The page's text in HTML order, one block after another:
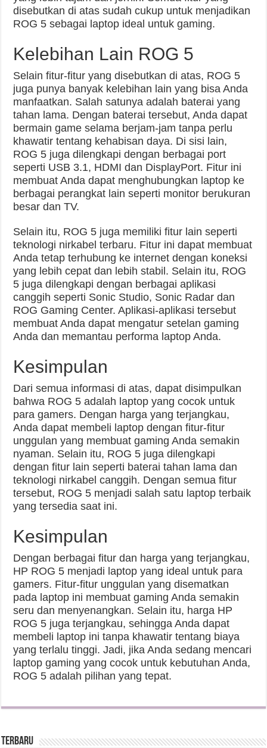
disebutkan di atas sudah cukup untuk menjadikan
ROG 5 sebagai laptop ideal untuk gaming.
Kelebihan Lain ROG 5
Selain fitur-fitur yang disebutkan di atas, ROG 5
juga punya banyak kelebihan lain yang bisa Anda
manfaatkan. Salah satunya adalah baterai yang
tahan lama. Dengan baterai tersebut, Anda dapat
bermain game selama berjam-jam tanpa perlu
khawatir tentang kehabisan daya. Di sisi lain,
ROG 5 juga dilengkapi dengan berbagai port
seperti USB 3.1, HDMI dan DisplayPort. Fitur ini
membuat Anda dapat menghubungkan laptop ke
berbagai perangkat lain seperti monitor berukuran
besar dan TV.
Selain itu, ROG 5 juga memiliki fitur lain seperti
teknologi nirkabel terbaru. Fitur ini dapat membuat
Anda tetap terhubung ke internet dengan koneksi
yang lebih cepat dan lebih stabil. Selain itu, ROG
5 juga dilengkapi dengan berbagai aplikasi
canggih seperti Sonic Studio, Sonic Radar dan
ROG Gaming Center. Aplikasi-aplikasi tersebut
membuat Anda dapat mengatur setelan gaming
Anda dan memantau performa laptop Anda.
Kesimpulan
Dari semua informasi di atas, dapat disimpulkan
bahwa ROG 5 adalah laptop yang cocok untuk
para gamers. Dengan harga yang terjangkau,
Anda dapat membeli laptop dengan fitur-fitur
unggulan yang membuat gaming Anda semakin
nyaman. Selain itu, ROG 5 juga dilengkapi
dengan fitur lain seperti baterai tahan lama dan
teknologi nirkabel canggih. Dengan semua fitur
tersebut, ROG 5 menjadi salah satu laptop terbaik
yang tersedia saat ini.
Kesimpulan
Dengan berbagai fitur dan harga yang terjangkau,
HP ROG 5 menjadi laptop yang ideal untuk para
gamers. Fitur-fitur unggulan yang disematkan
pada laptop ini membuat gaming Anda semakin
seru dan menyenangkan. Selain itu, harga HP
ROG 5 juga terjangkau, sehingga Anda dapat
membeli laptop ini tanpa khawatir tentang biaya
yang terlalu tinggi. Jadi, jika Anda sedang mencari
laptop gaming yang cocok untuk kebutuhan Anda,
ROG 5 adalah pilihan yang tepat.
Terbaru